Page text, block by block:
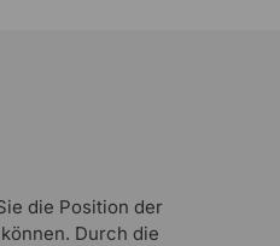
die Position der
Durch die